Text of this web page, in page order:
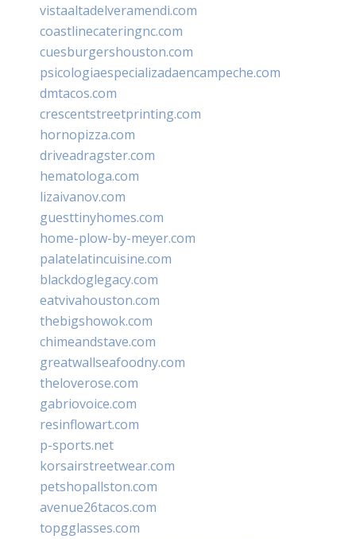
vistaaltadelveramendi.com
coastlinecateringnc.com
cuesburgershouston.com
psicologiaespecializadaencampeche.com
dmtacos.com
crescentstreetprinting.com
hornopizza.com
driveadragster.com
hematologa.com
lizaivanov.com
guesttinyhomes.com
home-plow-by-meyer.com
palatelatincuisine.com
blackdoglegacy.com
eatvivahouston.com
thebigshowok.com
chimeandstave.com
greatwallseafoodny.com
theloverose.com
gabriovoice.com
resinflowart.com
p-sports.net
korsairstreetwear.com
petshopallston.com
avenue26tacos.com
topgglasses.com